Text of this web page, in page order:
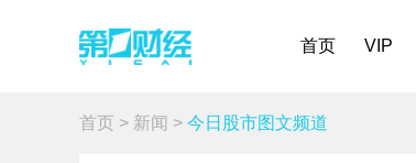
首页 VIP
首页 > 新闻 > 今日股市图文频道